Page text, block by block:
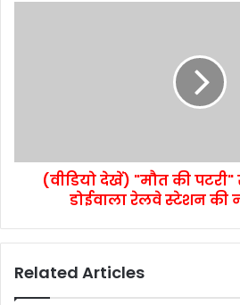
(वीडियो देखें) "मौत की
डोईवाला रेलवे स्टेशन की
Related Articles